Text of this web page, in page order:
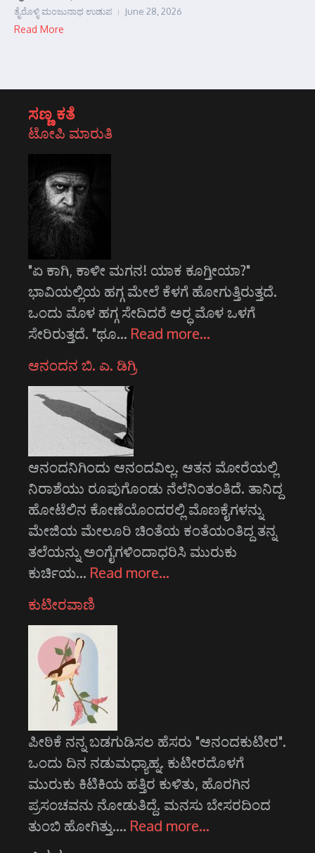
ತೈರೊಳ್ಳಿ ಮಂಜುನಾಥ ಉಡುಪ June 28, 2026
Read More
ಸಣ್ಣ ಕತೆ
ಟೋಪಿ ಮಾರುತಿ
"ಏ ಕಾಗಿ, ಕಾಳೀ ಮಗನ! ಯಾಕ ಕೂಗ್ತೀಯಾ?"
ಭಾವಿಯಲ್ಲಿಯ ಹಗ್ಗ ಮೇಲೆ ಕೆಳಗೆ ಹೋಗುತ್ತಿರುತ್ತದೆ.
ಒಂದು ಮೊಳ ಹಗ್ಗ ಸೇದಿದರೆ ಅರ್‍ಧ ಮೊಳ ಒಳಗೆ
ಸೇರಿರುತ್ತದೆ. "ಥೂ… Read more…
ಆನಂದನ ಬಿ. ಎ. ಡಿಗ್ರಿ
ಆನಂದನಿಗಿಂದು ಆನಂದವಿಲ್ಲ. ಆತನ ಮೋರೆಯಲ್ಲಿ
ನಿರಾಶೆಯು ರೂಪುಗೊಂಡು ನೆಲೆನಿಂತಂತಿದೆ. ತಾನಿದ್ದ
ಹೋಟೆಲಿನ ಕೋಣೆಯೊಂದರಲ್ಲಿ ಮೊಣಕೈಗಳನ್ನು
ಮೇಜಿಯ ಮೇಲೂರಿ ಚಿಂತೆಯ ಕಂತೆಯಂತಿದ್ದ ತನ್ನ
ತಲೆಯನ್ನು ಅಂಗೈಗಳಿಂದಾಧರಿಸಿ ಮುರುಕು
ಕುರ್ಚಿಯ… Read more…
ಕುಟೀರವಾಣಿ
ಪೀಠಿಕೆ ನನ್ನ ಬಡಗುಡಿಸಲ ಹೆಸರು "ಆನಂದಕುಟೀರ".
ಒಂದು ದಿನ ನಡುಮಧ್ಯಾಹ್ನ. ಕುಟೀರದೊಳಗೆ
ಮುರುಕು ಕಿಟಿಕಿಯ ಹತ್ತಿರ ಕುಳಿತು, ಹೊರಗಿನ
ಪ್ರಸಂಚವನು ನೋಡುತಿದ್ದೆ. ಮನಸು ಬೇಸರದಿಂದ
ತುಂಬಿ ಹೋಗಿತ್ತು.… Read more…